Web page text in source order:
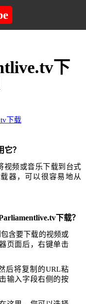
下
下载
？
视频或音乐下载到台式
器，可以很容易地从
下载？
含要下载的视频或
页面后，右键单击
后将复制的URL粘
输入字段右侧的按